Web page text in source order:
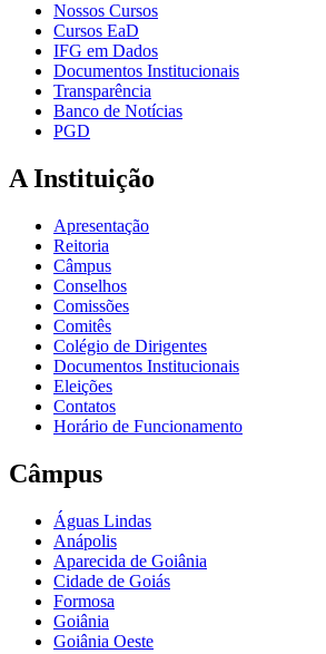
Nossos Cursos
Cursos EaD
IFG em Dados
Documentos Institucionais
Transparência
Banco de Notícias
PGD
A Instituição
Apresentação
Reitoria
Câmpus
Conselhos
Comissões
Comitês
Colégio de Dirigentes
Documentos Institucionais
Eleições
Contatos
Horário de Funcionamento
Câmpus
Águas Lindas
Anápolis
Aparecida de Goiânia
Cidade de Goiás
Formosa
Goiânia
Goiânia Oeste